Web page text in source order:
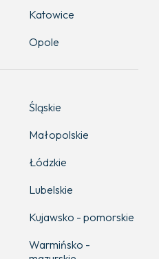
Katowice
Opole
Śląskie
Małopolskie
Łódzkie
Lubelskie
Kujawsko - pomorskie
Warmińsko -